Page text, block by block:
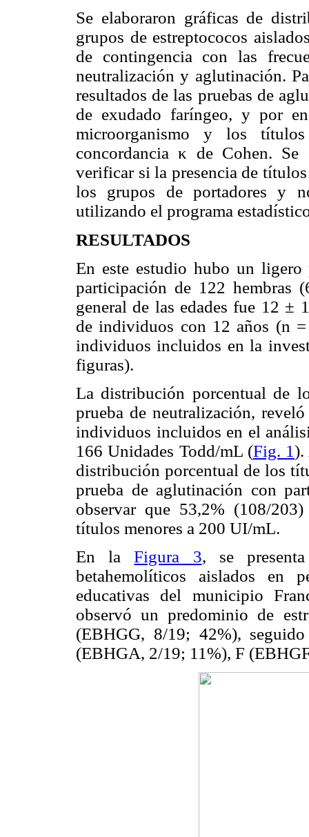
Se elaboraron gráficas de
grupos de estreptococos
de contingencia con las
neutralización y aglutinación.
resultados de las pruebas de
de exudado faríngeo, y por
microorganismo y los
concordancia κ de Cohen.
verificar si la presencia de
los grupos de portadores y
utilizando el programa
RESULTADOS
En este estudio hubo un
participación de 122 hembras
general de las edades fue 12 ±
de individuos con 12 años (n
individuos incluidos en la
figuras).
La distribución porcentual de
prueba de neutralización,
individuos incluidos en el
166 Unidades Todd/mL (Fig. 1).
distribución porcentual de los
prueba de aglutinación con
observar que 53,2% (108/
títulos menores a 200 UI/mL.
En laFigura 3, se
betahemolíticos aislados en
educativas del municipio
observó un predominio de
(EBHGG, 8/19; 42%),
(EBHGA, 2/19; 11%), F